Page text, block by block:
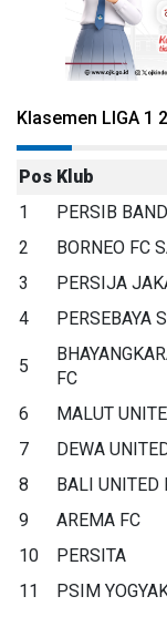
Klasemen LIGA 1
Pos Klub
1
PERSIB
2
BORNEO FC
3
PERSIJA
4
PERSEBAYA
5
FC
6 MALUT
7
DEWA
8
BALI UNITED
9
AREMA FC
10
PERSITA
11
PSIM